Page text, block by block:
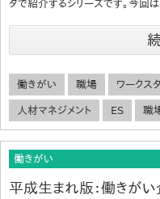
タで紹介するシリーズです。今回
働きがい 職場 ワークス
人材マネジメント ES 職
働きがい
平成生まれ版：働きがい